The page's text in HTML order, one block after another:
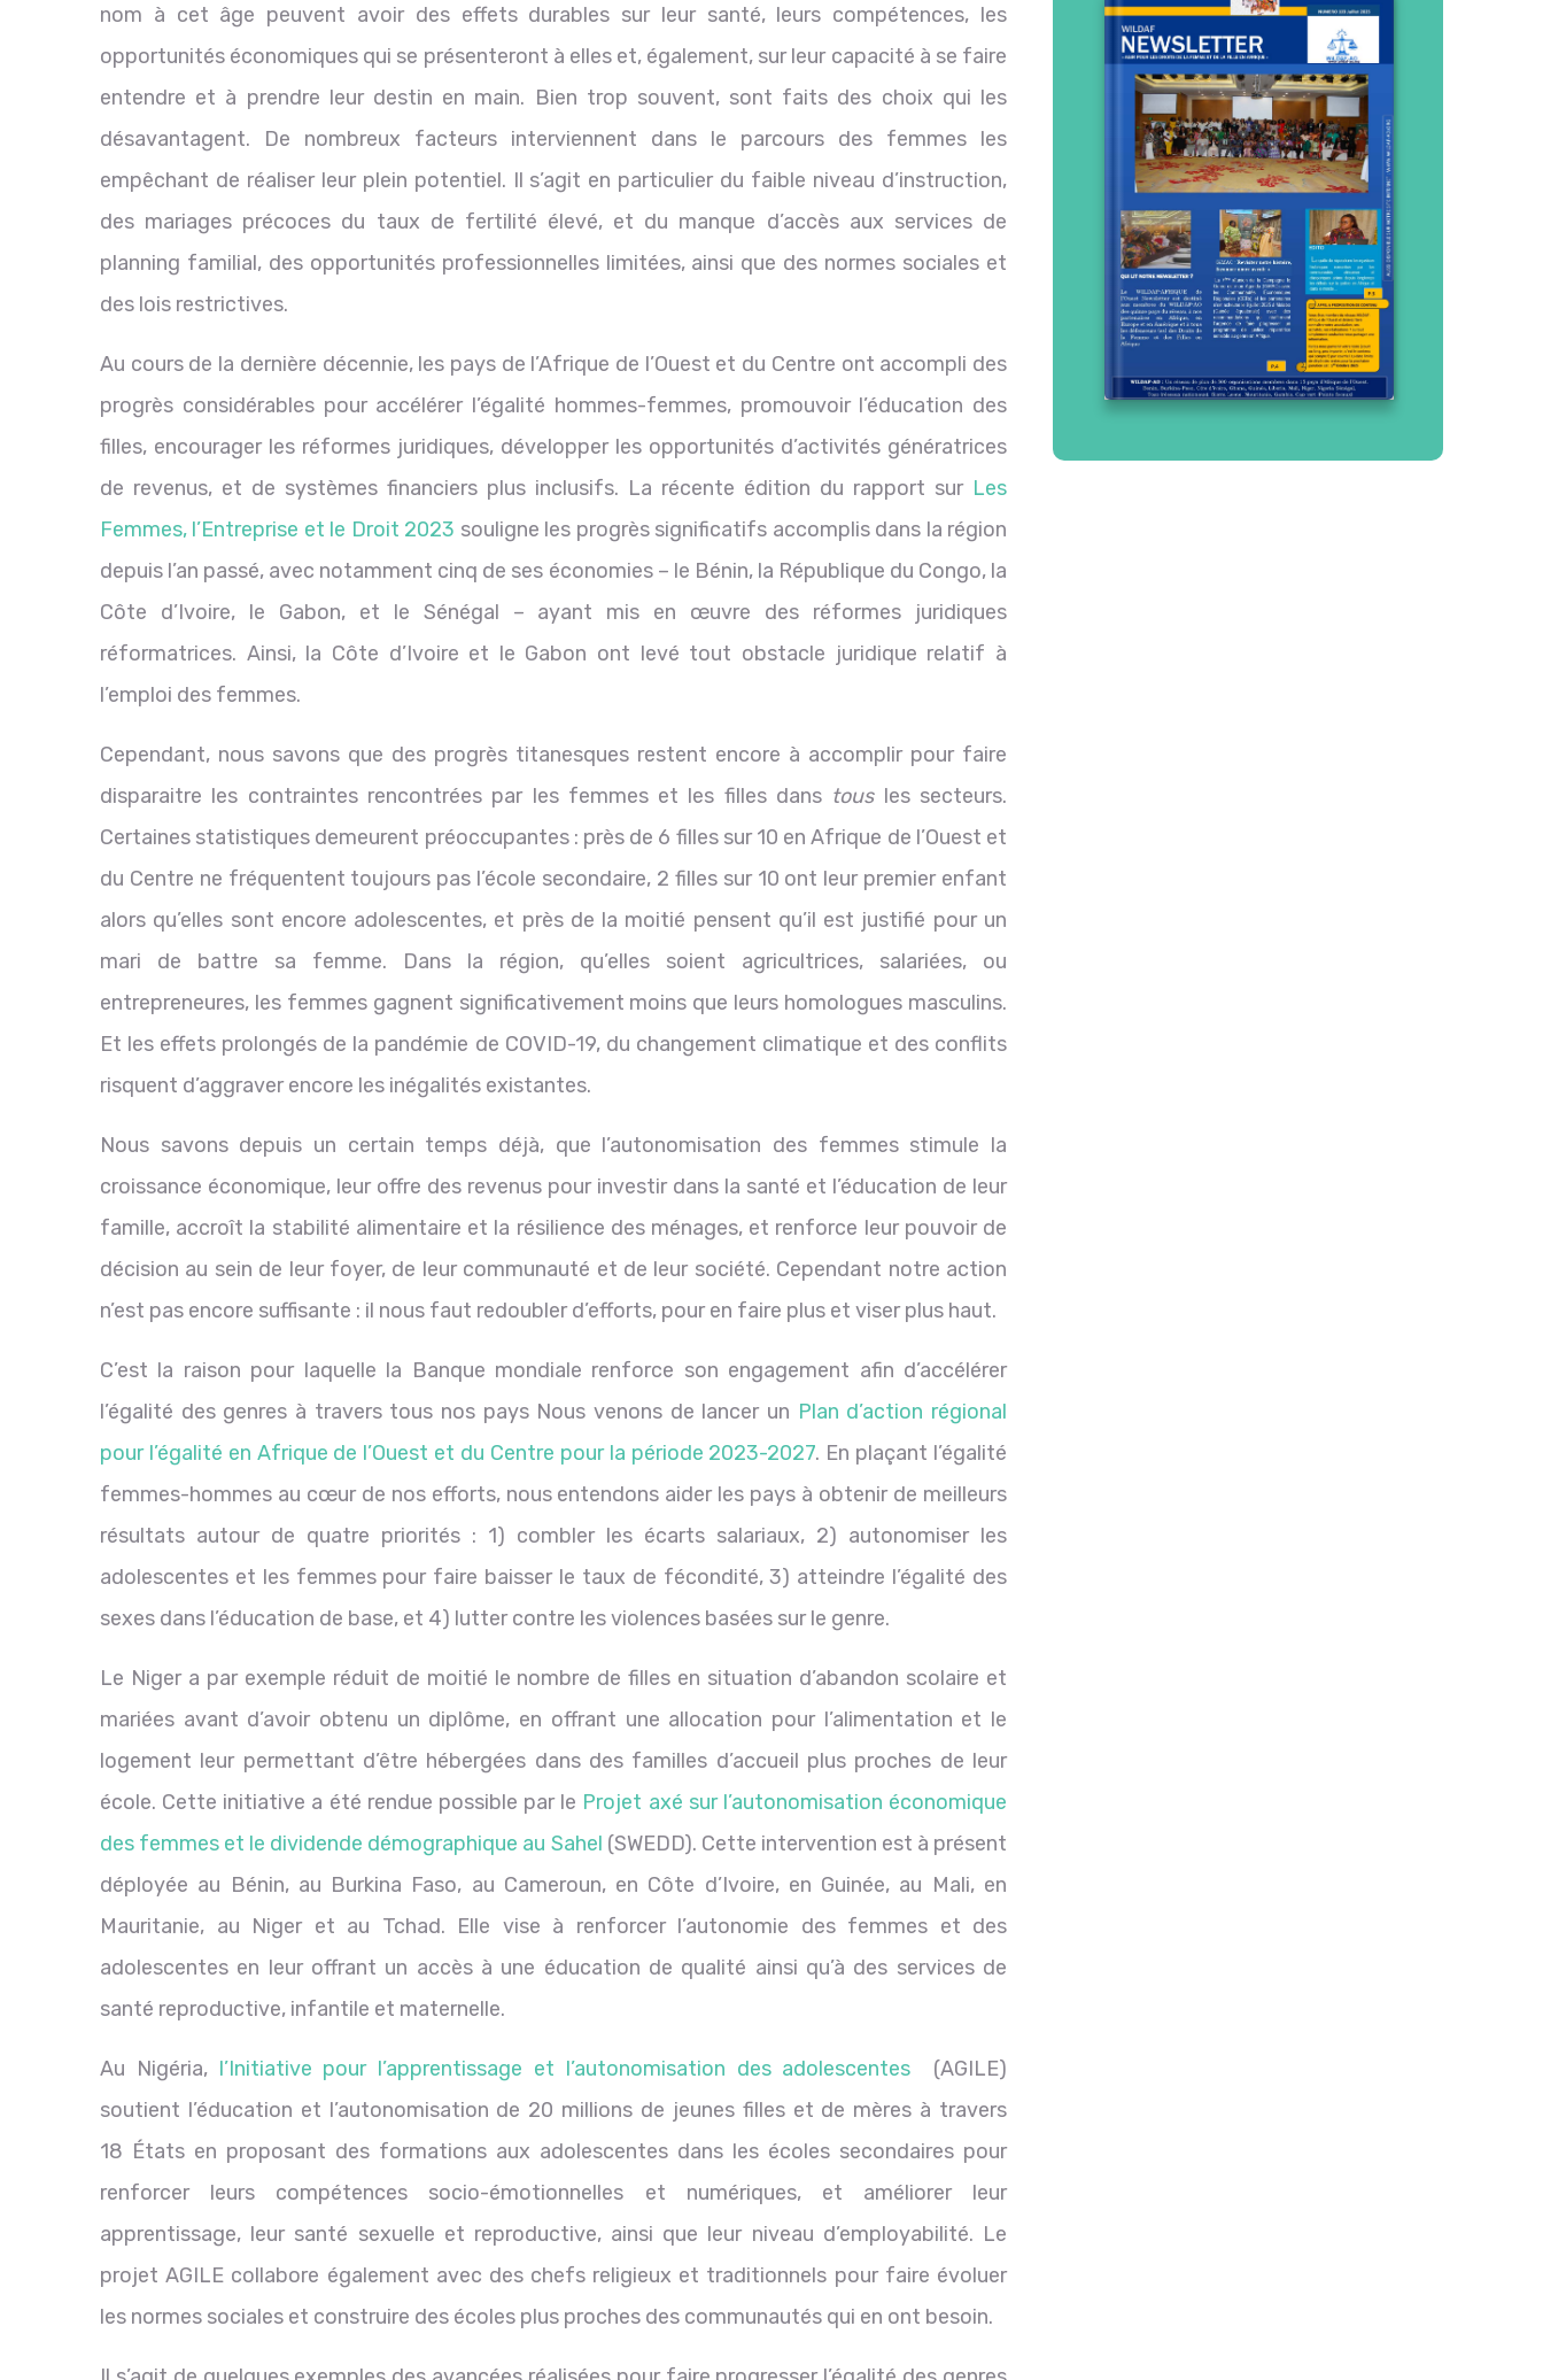
nom à cet âge peuvent avoir des effets durables sur leur santé, leurs compétences, les
opportunités économiques qui se présenteront à elles et, également, sur leur capacité à se faire
entendre et à prendre leur destin en main. Bien trop souvent, sont faits des choix qui les
désavantagent. De nombreux facteurs interviennent dans le parcours des femmes les
empêchant de réaliser leur plein potentiel. Il s’agit en particulier du faible niveau d’instruction,
des mariages précoces du taux de fertilité élevé, et du manque d’accès aux services de
planning familial, des opportunités professionnelles limitées, ainsi que des normes sociales et
des lois restrictives.
Au cours de la dernière décennie, les pays de l’Afrique de l’Ouest et du Centre ont accompli des
progrès considérables pour accélérer l’égalité hommes-femmes, promouvoir l’éducation des
filles, encourager les réformes juridiques, développer les opportunités d’activités génératrices
de revenus, et de systèmes financiers plus inclusifs. La récente édition du rapport sur Les
Femmes, l’Entreprise et le Droit 2023 souligne les progrès significatifs accomplis dans la région
depuis l’an passé, avec notamment cinq de ses économies – le Bénin, la République du Congo, la
Côte d’Ivoire, le Gabon, et le Sénégal – ayant mis en œuvre des réformes juridiques
réformatrices. Ainsi, la Côte d’Ivoire et le Gabon ont levé tout obstacle juridique relatif à
l’emploi des femmes.
Cependant, nous savons que des progrès titanesques restent encore à accomplir pour faire
disparaitre les contraintes rencontrées par les femmes et les filles dans tousles secteurs.
Certaines statistiques demeurent préoccupantes : près de 6 filles sur 10 en Afrique de l’Ouest et
du Centre ne fréquentent toujours pas l’école secondaire, 2 filles sur 10 ont leur premier enfant
alors qu’elles sont encore adolescentes, et près de la moitié pensent qu’il est justifié pour un
mari de battre sa femme. Dans la région, qu’elles soient agricultrices, salariées, ou
entrepreneures, les femmes gagnent significativement moins que leurs homologues masculins.
Et les effets prolongés de la pandémie de COVID-19, du changement climatique et des conflits
risquent d’aggraver encore les inégalités existantes.
Nous savons depuis un certain temps déjà, que l’autonomisation des femmes stimule la
croissance économique, leur offre des revenus pour investir dans la santé et l’éducation de leur
famille, accroît la stabilité alimentaire et la résilience des ménages, et renforce leur pouvoir de
décision au sein de leur foyer, de leur communauté et de leur société. Cependant notre action
n’est pas encore suffisante : il nous faut redoubler d’efforts, pour en faire plus et viser plus haut.
C’est la raison pour laquelle la Banque mondiale renforce son engagement afin d’accélérer
l’égalité des genres à travers tous nos pays Nous venons de lancer un Plan d’action régional
pour l’égalité en Afrique de l’Ouest et du Centre pour la période 2023-2027. En plaçant l’égalité
femmes-hommes au cœur de nos efforts, nous entendons aider les pays à obtenir de meilleurs
résultats autour de quatre priorités : 1) combler les écarts salariaux, 2) autonomiser les
adolescentes et les femmes pour faire baisser le taux de fécondité, 3) atteindre l’égalité des
sexes dans l’éducation de base, et 4) lutter contre les violences basées sur le genre.
Le Niger a par exemple réduit de moitié le nombre de filles en situation d’abandon scolaire et
mariées avant d’avoir obtenu un diplôme, en offrant une allocation pour l’alimentation et le
logement leur permettant d’être hébergées dans des familles d’accueil plus proches de leur
école. Cette initiative a été rendue possible par le Projet axé sur l’autonomisation économique
des femmes et le dividende démographique au Sahel (SWEDD). Cette intervention est à présent
déployée au Bénin, au Burkina Faso, au Cameroun, en Côte d’Ivoire, en Guinée, au Mali, en
Mauritanie, au Niger et au Tchad. Elle vise à renforcer l’autonomie des femmes et des
adolescentes en leur offrant un accès à une éducation de qualité ainsi qu’à des services de
santé reproductive, infantile et maternelle.
Au Nigéria, l’Initiative pour l’apprentissage et l’autonomisation des adolescentes (AGILE)
soutient l’éducation et l’autonomisation de 20 millions de jeunes filles et de mères à travers
18 États en proposant des formations aux adolescentes dans les écoles secondaires pour
renforcer leurs compétences socio-émotionnelles et numériques, et améliorer leur
apprentissage, leur santé sexuelle et reproductive, ainsi que leur niveau d’employabilité. Le
projet AGILE collabore également avec des chefs religieux et traditionnels pour faire évoluer
les normes sociales et construire des écoles plus proches des communautés qui en ont besoin.